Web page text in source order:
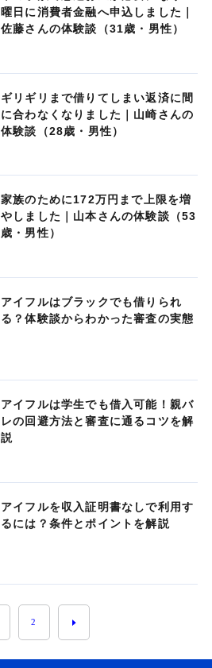
曜日に消費者金融へ申込しました｜
佐藤さんの体験談（31歳・男性）
ギリギリまで借りてしまい返済に間
に合わなくなりました｜山崎さんの
体験談（28歳・男性）
家族のために172万円まで上限を増
やしました｜山本さんの体験談（53
歳・男性）
アイフルはブラックでも借りられ
る？体験談からわかった審査の実態
アイフルは学生でも借入可能！親バ
レの回避方法と審査に通るコツを解
説
アイフルを収入証明書なしで利用す
るには？条件とポイントを解説
2